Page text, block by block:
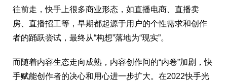
往前走，快手上很多商业形态，如直播电商、直播卖
房、直播招工等，早期都起源于用户的个性需求和创作
者的踊跃尝试，最终从“构想”落地为“现实”。
而随着内容生态走向成熟，内容创作间的“内卷”加剧，快
手赋能创作者的决心和用心进一步扩大。在2022快手光